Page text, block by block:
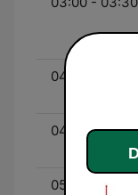
04:00 - 04:30
04:30 - 05:00
05:00 - 06:00